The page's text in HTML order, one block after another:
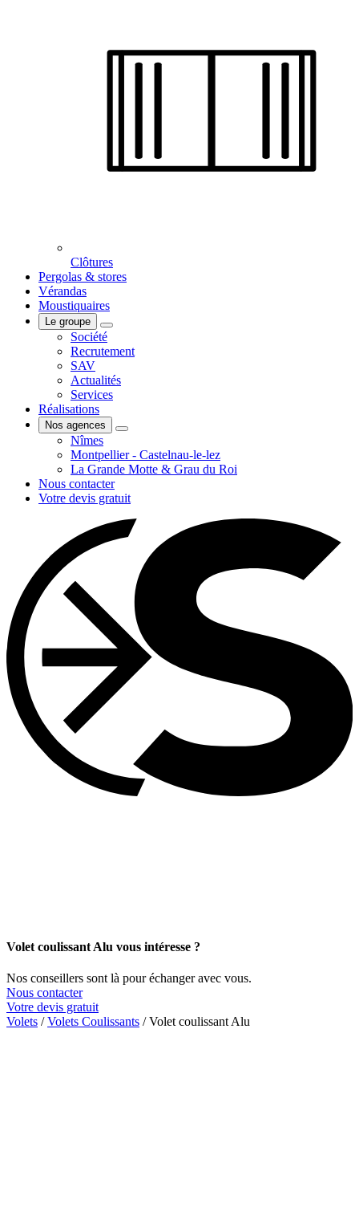
Clôtures
Pergolas & stores
Vérandas
Moustiquaires
Le groupe
Société
Recrutement
SAV
Actualités
Services
Réalisations
Nos agences
Nîmes
Montpellier - Castelnau-le-lez
La Grande Motte & Grau du Roi
Nous contacter
Votre devis gratuit
Volet coulissant Alu vous intéresse ?
Nos conseillers sont là pour échanger avec vous.
Nous contacter
Votre devis gratuit
Volets / Volets Coulissants / Volet coulissant Alu